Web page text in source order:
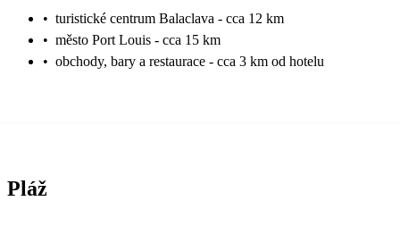
• turistické centrum Balaclava - cca 12 km
• město Port Louis - cca 15 km
• obchody, bary a restaurace - cca 3 km od hotelu
Pláž